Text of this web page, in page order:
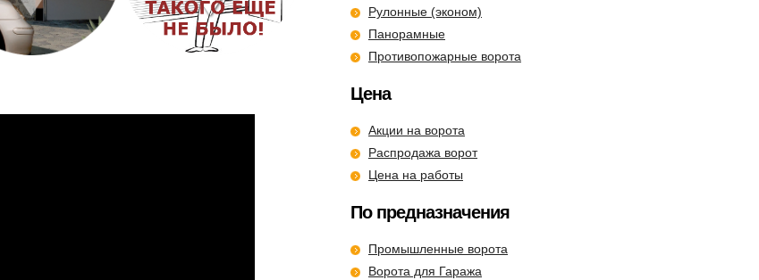
Рулонные (эконом)
Панорамные
Противопожарные ворота
Цена
Акции на ворота
Распродажа ворот
Цена на работы
По предназначения
Промышленные ворота
Ворота для Гаража